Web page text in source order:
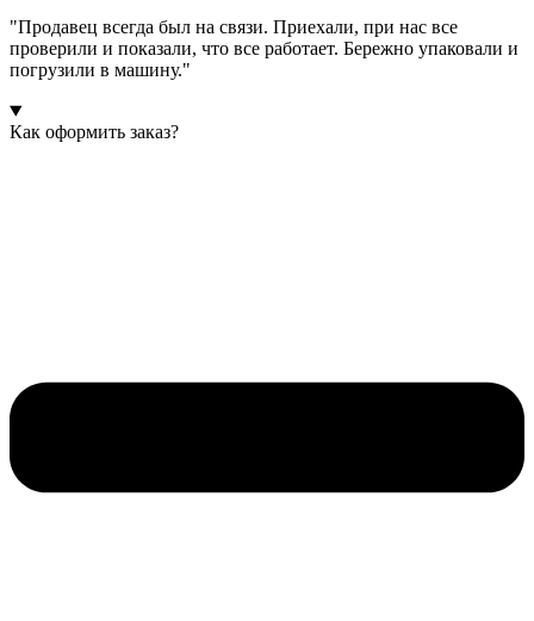
"Продавец всегда был на связи. Приехали, при нас все
проверили и показали, что все работает. Бережно упаковали и
погрузили в машину."
Как оформить заказ?